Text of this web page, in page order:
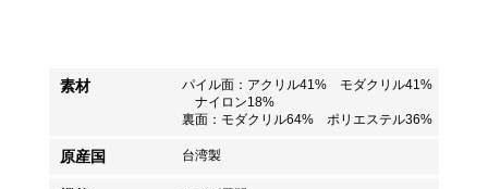
素材
パイル面：アクリル41% モダクリル41%
ナイロン18%
裏面：モダクリル64% ポリエステル36%
原産国 台湾製